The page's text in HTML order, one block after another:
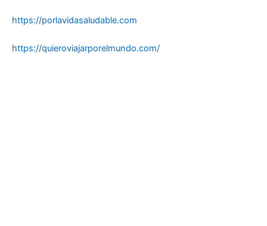
https://porlavidasaludable.com
https://quieroviajarporelmundo.com/